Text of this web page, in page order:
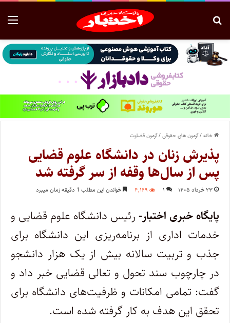
خانه/آزمون های حقوقی/آزمون قضاوت
پذیرش زنان در دانشگاه علوم قضایی
پس از سال‌ها وقفه از سر گرفته شد
۲۳ خرداد ۱۴۰۵ ۱ ۴,۱۶۹ خواندن این مطلب 1 دقیقه زمان میبرد
پایگاه خبری اختبار- رئیس دانشگاه علوم قضایی و
خدمات اداری از برنامه‌ریزی این دانشگاه برای
جذب و تربیت سالانه بیش از یک هزار دانشجو
در چارچوب سند تحول و تعالی قضایی خبر داد و
گفت: تمامی امکانات و ظرفیت‌های دانشگاه برای
تحقق این هدف به کار گرفته شده است.